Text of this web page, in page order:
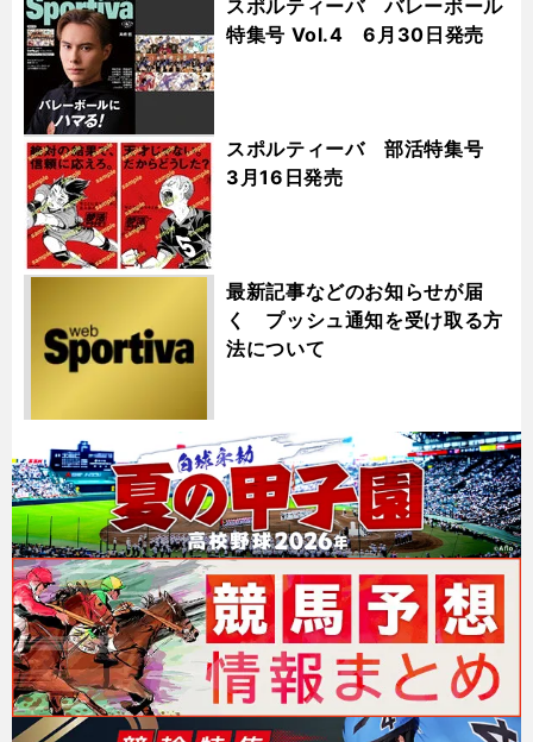
スポルティーバ バレーボール
特集号 Vol.4 6月30日発売
スポルティーバ 部活特集号
3月16日発売
最新記事などのお知らせが届
く プッシュ通知を受け取る方
法について